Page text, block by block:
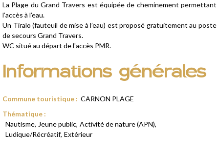
La Plage du Grand Travers est équipée de cheminement permettant
l’accès à l’eau.
Un Tiralo (fauteuil de mise à l’eau) est proposé gratuitement au poste
de secours Grand Travers.
WC situé au départ de l'accès PMR.
Informations générales
Commune touristique : CARNON PLAGE
Thématique :
Nautisme Jeune public Activité de nature (APN)
Ludique/Récréatif Extérieur